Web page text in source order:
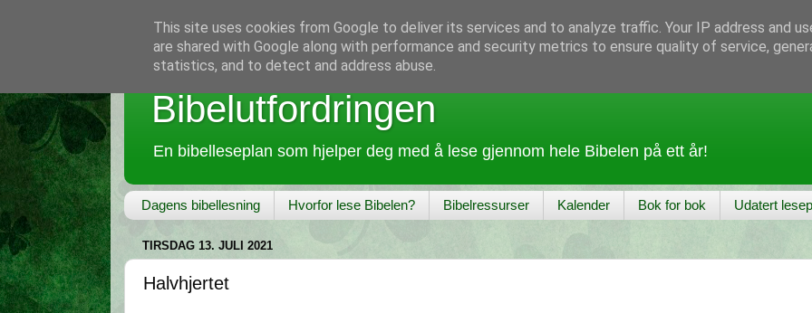
Bibelutfordringen
En bibelleseplan som hjelper deg med å lese gjennom hele Bibelen på ett år!
Dagens bibellesning Hvorfor lese Bibelen? Bibelressurser Kalender Bok for bok Udatert
TIRSDAG 13. JULI 2021
Halvhjertet
This site uses cookies from Google to deliver its services and to analyze traffic. Your IP address and
are shared with Google along with performance and security metrics to ensure quality of service,
statistics, and to detect and address abuse.